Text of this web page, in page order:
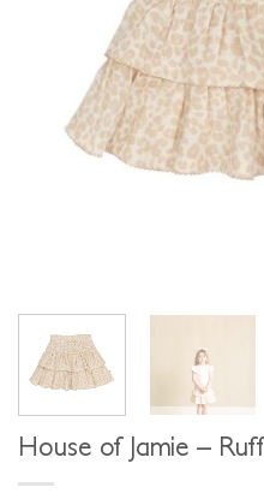
House of Jamie –